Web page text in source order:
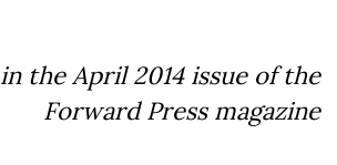
the April 2014 issue of the
Forward Press magazine